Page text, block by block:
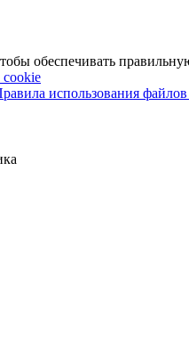
обеспечивать
cookie
использования